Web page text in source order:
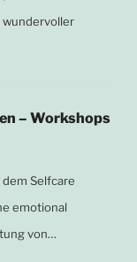
wundervoller
– Workshops
Selfcare
emotional
von…